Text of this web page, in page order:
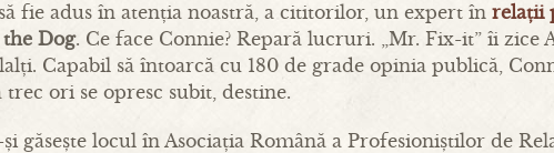
fie adus în atenția noastră, a cititorilor, un expert în relații
Dog. Ce face Connie? Repară lucruri. „Mr. Fix-it” îi zice
Capabil să întoarcă cu 180 de grade opinia publică,
ori se opresc subit, destine.
găsește locul în Asociația Română a Profesioniștilor de